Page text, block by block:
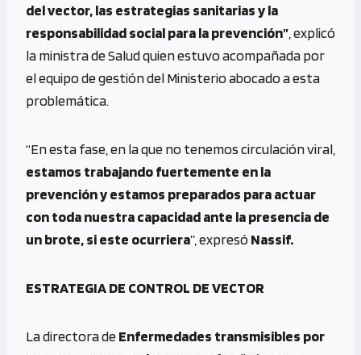
del vector, las estrategias sanitarias y la
responsabilidad social para la prevención” , explicó
la ministra de Salud quien estuvo acompañada por
el equipo de gestión del Ministerio abocado a esta
problemática.
“En esta fase, en la que no tenemos circulación viral,
estamos trabajando fuertemente en la
prevención y estamos preparados para actuar
con toda nuestra capacidad ante la presencia de
un brote, si este ocurriera”, expresóNassif.
ESTRATEGIA DE CONTROL DE VECTOR
La directora deEnfermedades transmisibles por